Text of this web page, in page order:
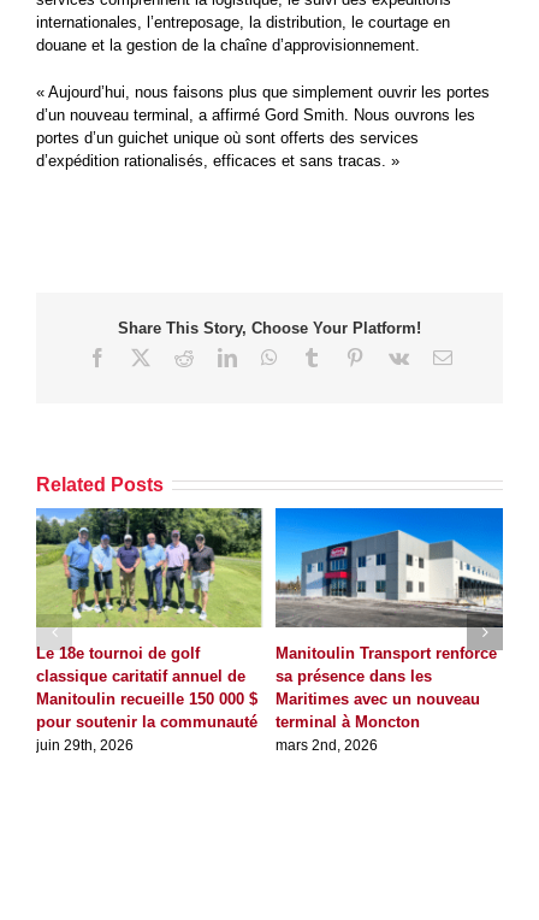
internationales, l’entreposage, la distribution, le courtage en
douane et la gestion de la chaîne d’approvisionnement.
« Aujourd’hui, nous faisons plus que simplement ouvrir les portes
d’un nouveau terminal, a affirmé Gord Smith. Nous ouvrons les
portes d’un guichet unique où sont offerts des services
d’expédition rationalisés, efficaces et sans tracas. »
Share This Story, Choose Your Platform!
Facebook RedditLinkedInWhatsApp
Tumblr Pinterest
Vk Email
Related Posts
Le 18e tournoi de golf
classique caritatif annuel de
Manitoulin recueille 150 000 $
pour soutenir la communauté
juin 29th, 2026
Manitoulin Transport renforce
sa présence dans les
Maritimes avec un nouveau
terminal à Moncton
mars 2nd, 2026